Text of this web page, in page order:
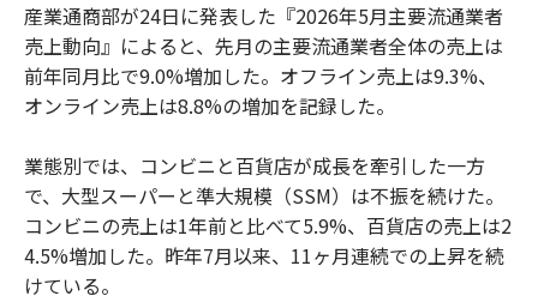
産業通商部が24日に発表した『2026年5月主要流通業者
売上動向』によると、先月の主要流通業者全体の売上は
前年同月比で9.0%増加した。オフライン売上は9.3%、
オンライン売上は8.8%の増加を記録した。
業態別では、コンビニと百貨店が成長を牽引した一方
で、大型スーパーと準大規模（SSM）は不振を続けた。
コンビニの売上は1年前と比べて5.9%、百貨店の売上は2
4.5%増加した。昨年7月以来、11ヶ月連続での上昇を続
けている。